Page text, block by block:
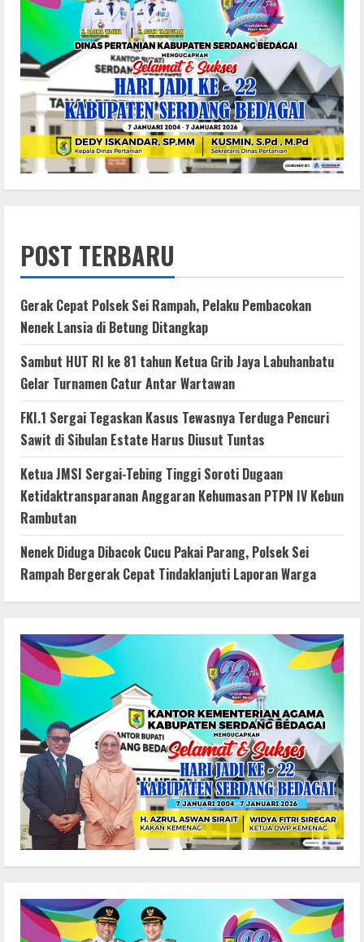
POST TERBARU
Gerak Cepat Polsek Sei Rampah, Pelaku Pembacokan
Nenek Lansia di Betung Ditangkap
Sambut HUT RI ke 81 tahun Ketua Grib Jaya Labuhanbatu
Gelar Turnamen Catur Antar Wartawan
FKI.1 Sergai Tegaskan Kasus Tewasnya Terduga Pencuri
Sawit di Sibulan Estate Harus Diusut Tuntas
Ketua JMSI Sergai-Tebing Tinggi Soroti Dugaan
Ketidaktransparanan Anggaran Kehumasan PTPN IV Kebun
Rambutan
Nenek Diduga Dibacok Cucu Pakai Parang, Polsek Sei
Rampah Bergerak Cepat Tindaklanjuti Laporan Warga